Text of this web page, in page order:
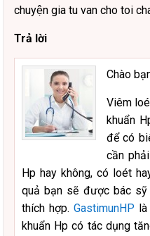
chuyện gia tu van cho toi
Trả lời
Chào
Viêm
khuẩn
để có
cần
Hp hay không, có loét
quả bạn sẽ được bác
thích hợp. GastimunHP
khuẩn Hp có tác dụng